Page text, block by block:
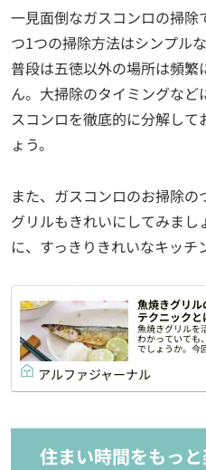
一見面倒なガスコンロの掃
つ1つの掃除方法はシンプル
普段は五徳以外の場所は頻
ん。大掃除のタイミングな
スコンロを徹底的に分解し
ょう。
また、ガスコンロのお掃除
グリルもきれいにしてみま
に、すっきりきれいなキッチ
魚焼きグリ
テクニックと
魚焼きグリルを
わかっていても
でしょうか。今
掃除テクニッ
します。
アルファジャーナル
住まい時間をもっ